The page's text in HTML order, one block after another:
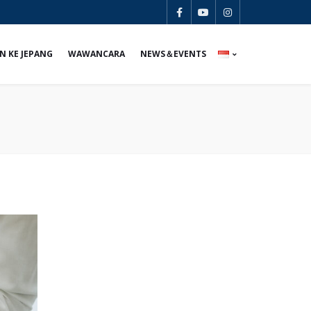
KE JEPANG WAWANCARA NEWS＆EVENTS